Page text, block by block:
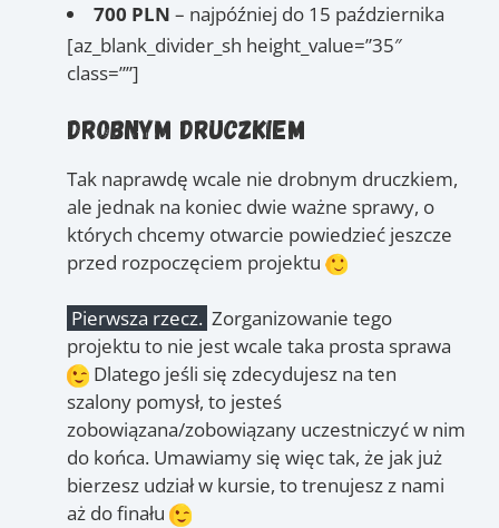
700 PLN – najpóźniej do 15 października
[az_blank_divider_sh height_value=”35″
class=””]
Drobnym druczkiem
Tak naprawdę wcale nie drobnym druczkiem,
ale jednak na koniec dwie ważne sprawy, o
których chcemy otwarcie powiedzieć jeszcze
przed rozpoczęciem projektu
Pierwsza rzecz. Zorganizowanie tego
projektu to nie jest wcale taka prosta sprawa
Dlatego jeśli się zdecydujesz na ten
szalony pomysł, to jesteś
zobowiązana/zobowiązany uczestniczyć w nim
do końca. Umawiamy się więc tak, że jak już
bierzesz udział w kursie, to trenujesz z nami
aż do finału